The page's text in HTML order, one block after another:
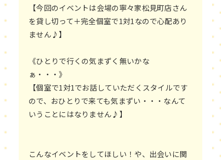
【今回のイベントは会場の寧々家松見町店さん
を貸し切って＋完全個室で1対1なので心配あり
ません♪】
《ひとりで行くの気まずく無いかな
ぁ・・・》
【個室で1対1でお話していただくスタイルです
ので、おひとりで来ても気まずい・・・なんて
いうことにはなりません♪】
こんなイベントをしてほしい！や、出会いに関